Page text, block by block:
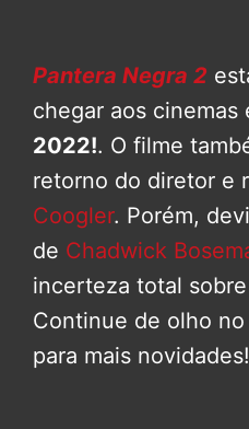
Pantera Negra 2
chegar aos cinemas
2022!. O filme
retorno do diretor e
Coogler. Porém,
de Chadwick
incerteza total
Continue de olho no
para mais novidades!